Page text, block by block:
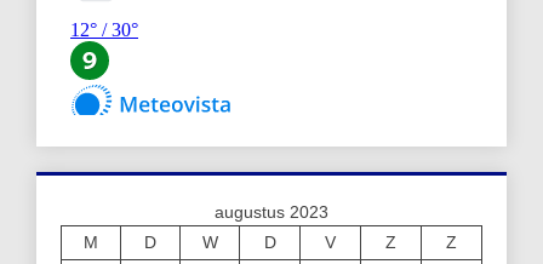
augustus 2023
M
D W D V Z
Z